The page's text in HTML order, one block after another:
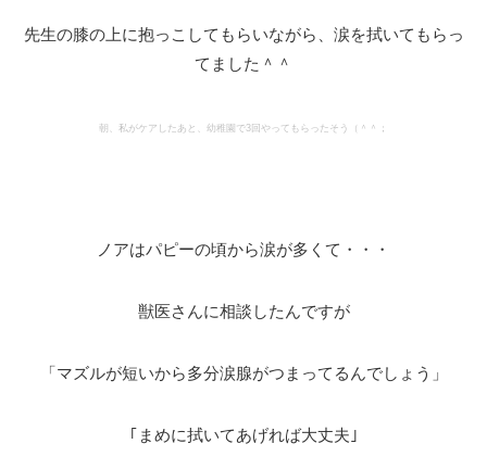
先生の膝の上に抱っこしてもらいながら、涙を拭いてもらっ
てました＾＾
朝、私がケアしたあと、幼稚園で3回やってもらったそう（＾＾；
ノアはパピーの頃から涙が多くて・・・
獣医さんに相談したんですが
「マズルが短いから多分涙腺がつまってるんでしょう」
｢まめに拭いてあげれば大丈夫｣